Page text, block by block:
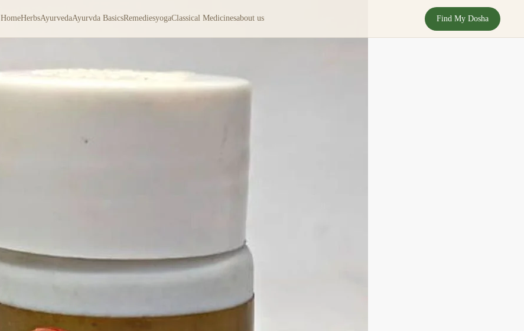
HomeHerbsAyurvedaAyurvda BasicsRemediesyogaClassical Medicinesabout us Find My Dosha